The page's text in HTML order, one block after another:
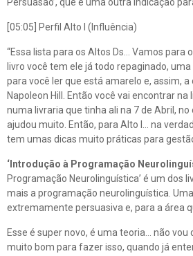
[05:05] Perfil Alto I (Influência)
“Essa lista para os Altos Ds… Vamos para
livro você tem ele já todo repaginado,
para você ler que está amarelo e, assim,
Napoleon Hill. Então você vai encontrar
numa livraria que tinha ali na 7 de Abril,
ajudou muito. Então, para Alto I… na
tem umas dicas muito práticas para
‘Introdução à Programação
Programação Neurolinguística’ é um dos
mais a programação neurolinguística.
extremamente persuasiva e, para a área
Esse é super novo, é uma teoria… não
muito bom para fazer isso, quando já